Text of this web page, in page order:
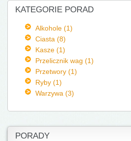
KATEGORIE PORAD
Alkohole (1)
Ciasta (8)
Kasze (1)
Przelicznik wag (1)
Przetwory (1)
Ryby (1)
Warzywa (3)
PORADY